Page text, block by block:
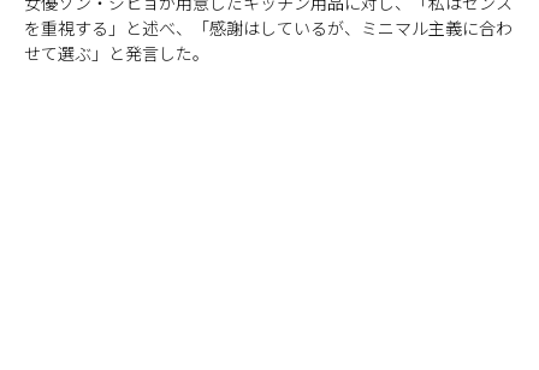
を重視する」と述べ、「感謝はしているが、ミニマル主義に合わ
せて選ぶ」と発言した。